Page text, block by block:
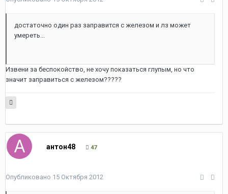
достаточно один раз заправится с железом и лз может
умереть...
Извени за беспокойство, не хочу показаться глупым, но что
значит заправиться с железом?????
антон48 47
Опубликовано 15 Октября 2012